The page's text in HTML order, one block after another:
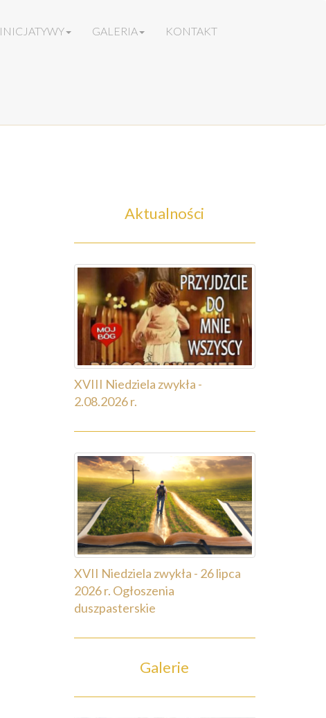
INICJATYWY GALERIA KONTAKT
Aktualności
XVIII Niedziela zwykła -
2.08.2026 r.
XVII Niedziela zwykła - 26 lipca
2026 r. Ogłoszenia
duszpasterskie
Galerie